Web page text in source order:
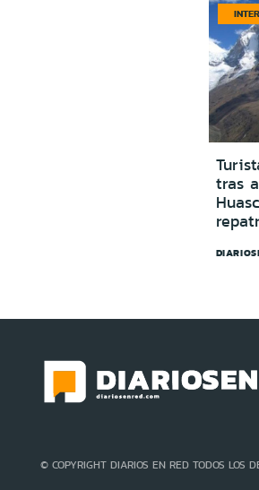
tras
© COPYRIGHT DIARIOS EN RED TODOS LOS